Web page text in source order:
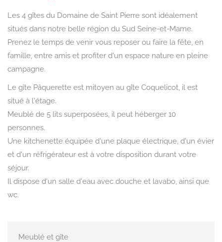
Les 4 gîtes du Domaine de Saint Pierre sont idéalement
situés dans notre belle région du Sud Seine-et-Marne.
Prenez le temps de venir vous reposer ou faire la fête, en
famille, entre amis et profiter d'un espace nature en pleine
campagne.
Le gîte Pâquerette est mitoyen au gîte Coquelicot, il est
situé à l'étage.
Meublé de 5 lits superposées, il peut héberger 10
personnes.
Une kitchenette équipée d'une plaque électrique, d'un évier
et d'un réfrigérateur est à votre disposition durant votre
séjour.
Il dispose d'un salle d'eau avec douche et lavabo, ainsi que
wc.
Meublé et gîte